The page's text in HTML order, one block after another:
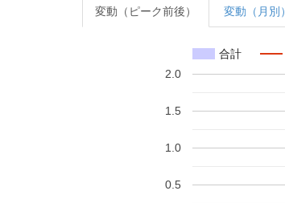
変動（ピーク前後） 変動（月別）
合計
0.5
1.0
1.5
2.0